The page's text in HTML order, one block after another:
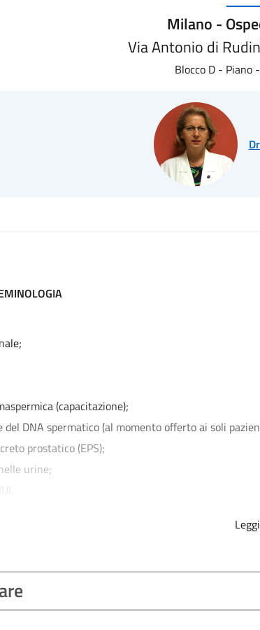
Milano -
Via Antonio di
Blocco D - Piano
(capacitazione);
del DNA spermatico (al momento offerto ai soli
prostatico (EPS);
urine;